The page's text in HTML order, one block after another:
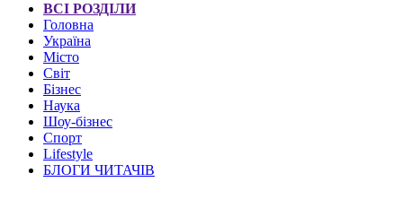
ВСІ РОЗДІЛИ
Головна
Україна
Місто
Світ
Бізнес
Наука
Шоу-бізнес
Спорт
Lifestyle
БЛОГИ ЧИТАЧІВ